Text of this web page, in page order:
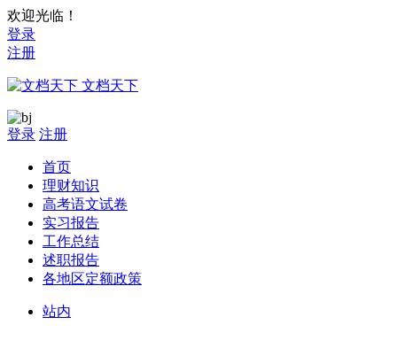
欢迎光临！
登录
注册
文档天下
登录 注册
首页
理财知识
高考语文试卷
实习报告
工作总结
述职报告
各地区定额政策
站内